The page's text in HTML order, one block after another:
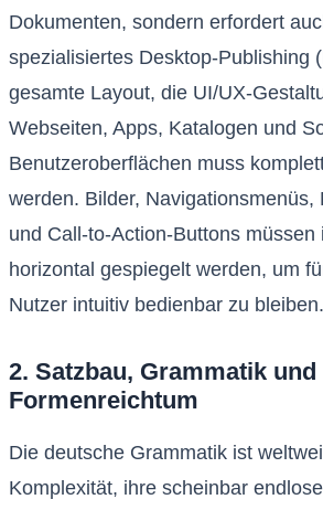
Dokumenten, sondern erfordert
spezialisiertes Desktop-Publishing
gesamte Layout, die UI/UX-
Webseiten, Apps, Katalogen und
Benutzeroberflächen muss
werden. Bilder, Navigationsmenüs,
und Call-to-Action-Buttons müssen
horizontal gespiegelt werden, um
Nutzer intuitiv bedienbar zu bleiben.
2. Satzbau, Grammatik und
Formenreichtum
Die deutsche Grammatik ist
Komplexität, ihre scheinbar